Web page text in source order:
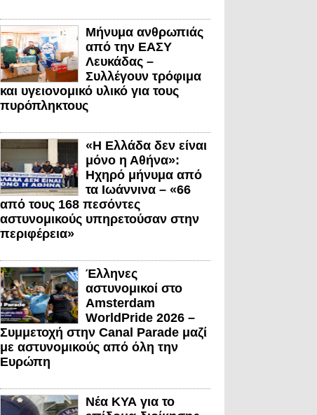
Μήνυμα ανθρωπιάς
από την ΕΑΣΥ
Λευκάδας –
Συλλέγουν τρόφιμα
και υγειονομικό υλικό για τους
πυρόπληκτους
«Η Ελλάδα δεν είναι
μόνο η Αθήνα»:
Ηχηρό μήνυμα από
τα Ιωάννινα – «66
από τους 168 πεσόντες
αστυνομικούς υπηρετούσαν στην
περιφέρεια»
Έλληνες
αστυνομικοί στο
Amsterdam
WorldPride 2026 –
Συμμετοχή στην Canal Parade μαζί
με αστυνομικούς από όλη την
Ευρώπη
Νέα ΚΥΑ για το